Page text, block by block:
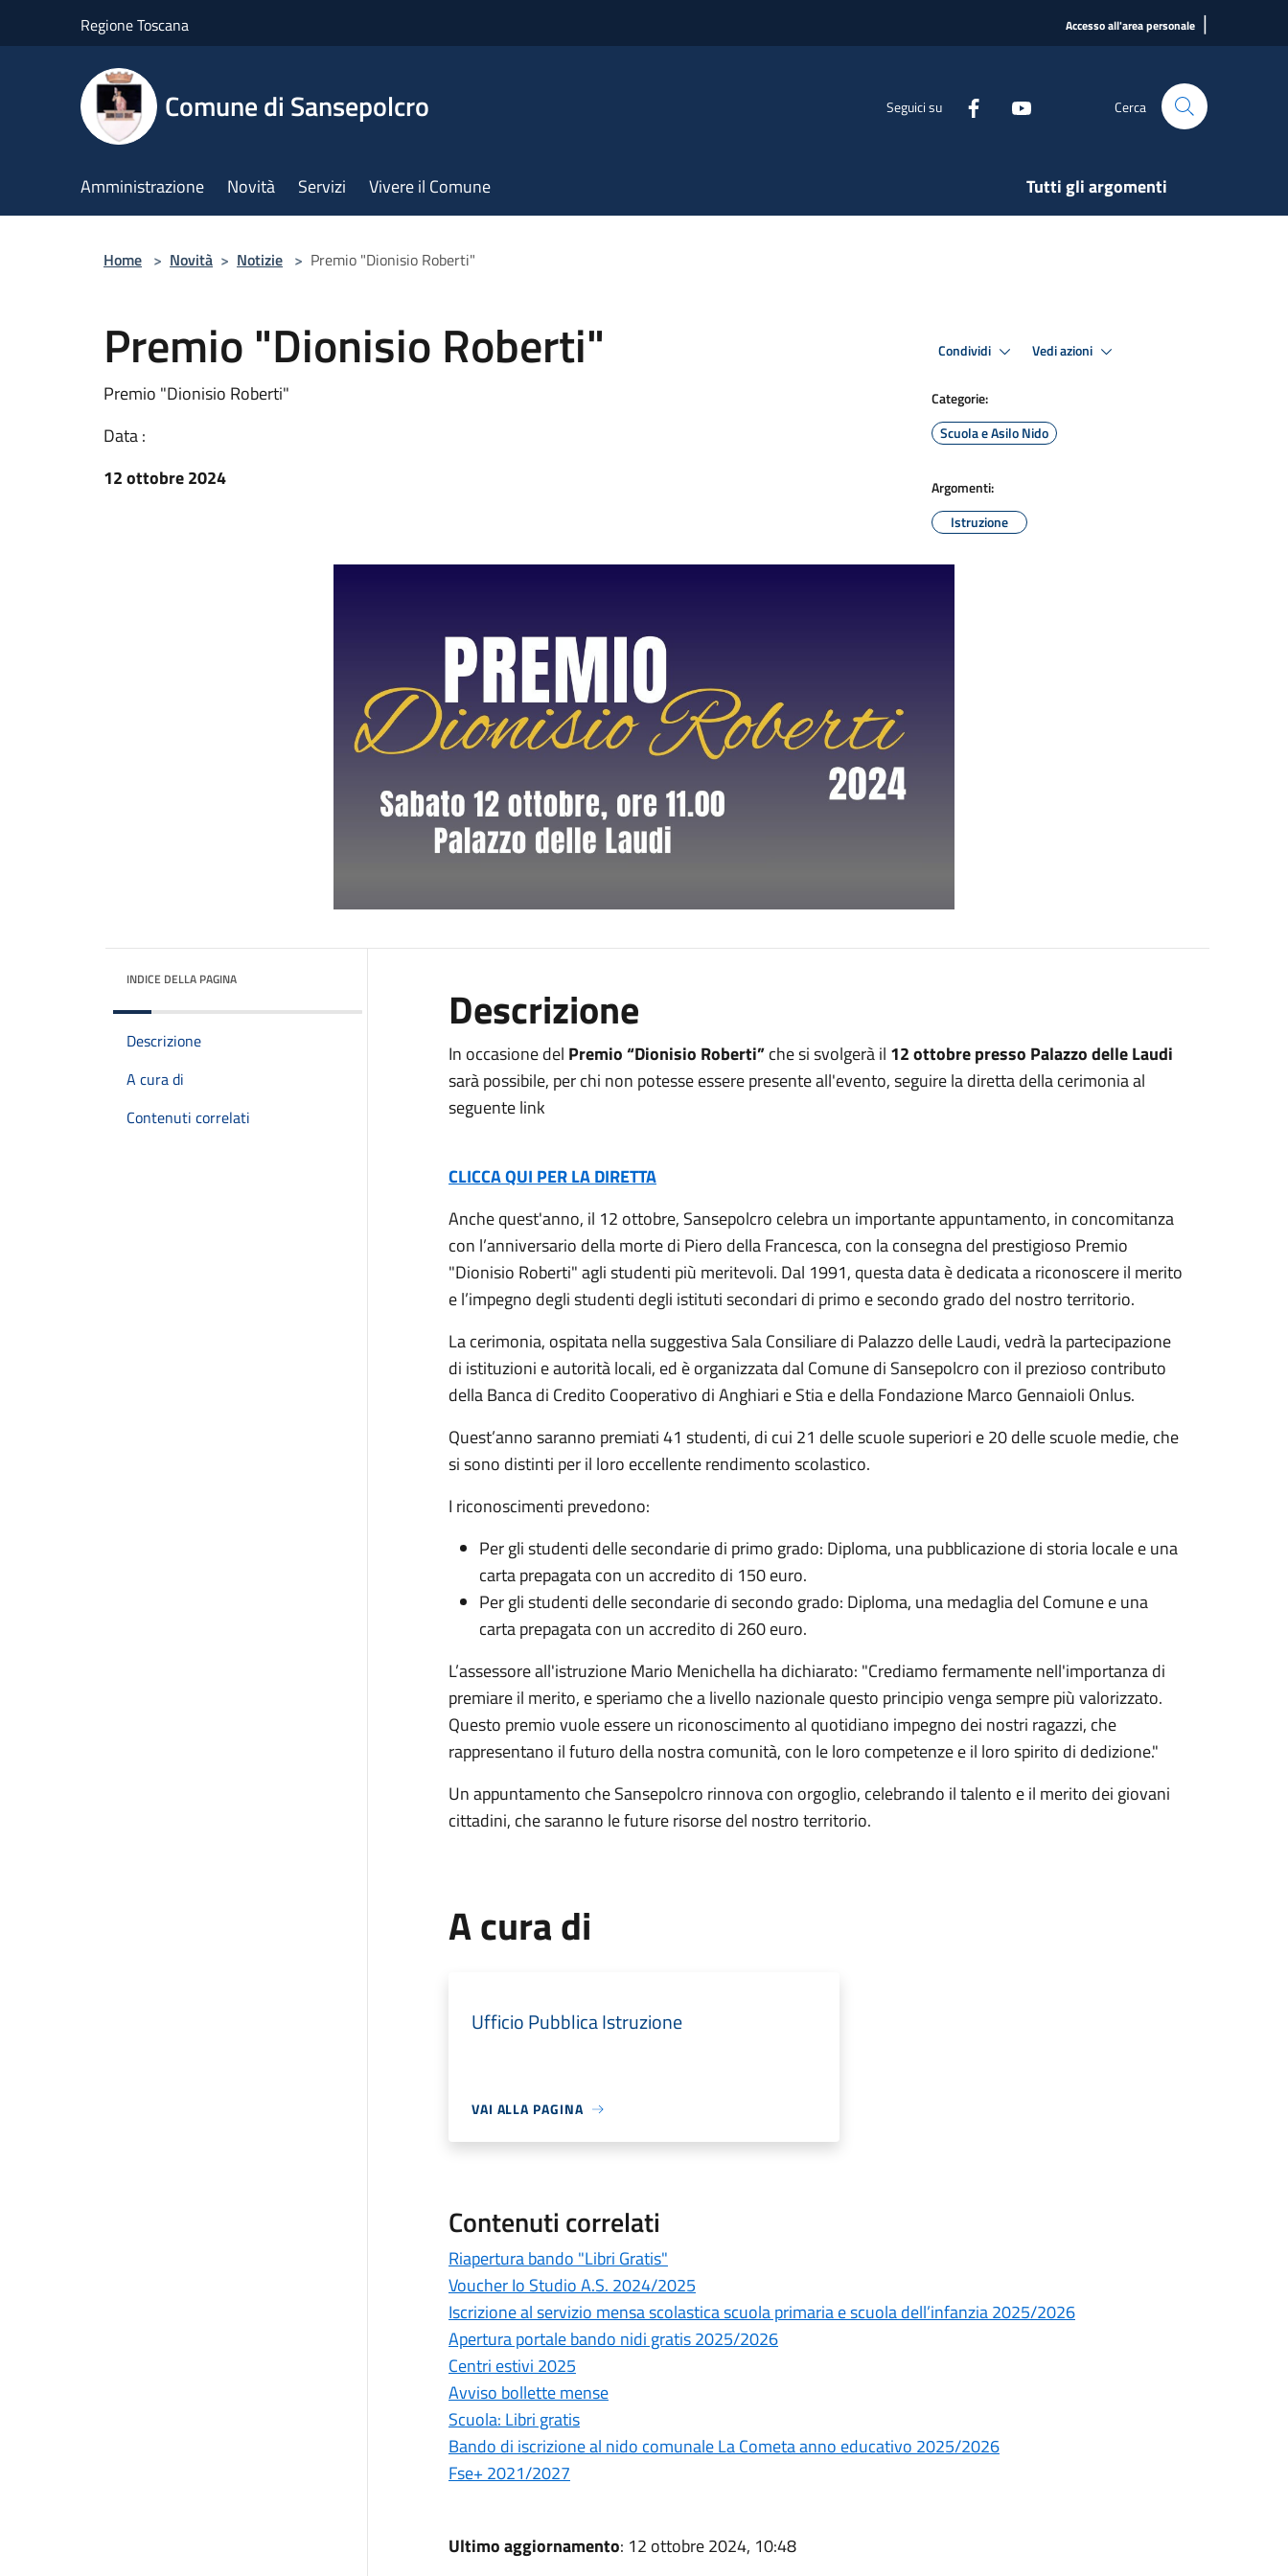
Regione Toscana Accesso all'area personale |
Comune di Sansepolcro Seguici su Cerca
Amministrazione Novità Servizi Vivere il Comune Tutti gli argomenti
Home > Novità > Notizie > Premio "Dionisio Roberti"
Premio "Dionisio Roberti"
Premio "Dionisio Roberti"
Data :
12 ottobre 2024
Condividi Vedi azioni
Categorie:
Scuola e Asilo Nido
Argomenti:
Istruzione
INDICE DELLA PAGINA
Descrizione
A cura di
Contenuti correlati
Descrizione
In occasione del Premio “Dionisio Roberti”che si svolgerà il 12 ottobre presso Palazzo delle Laudi
sarà possibile, per chi non potesse essere presente all'evento, seguire la diretta della cerimonia al
seguente link
CLICCA QUI PER LA DIRETTA
Anche quest'anno, il 12 ottobre, Sansepolcro celebra un importante appuntamento, in concomitanza
con l’anniversario della morte di Piero della Francesca, con la consegna del prestigioso Premio
"Dionisio Roberti" agli studenti più meritevoli. Dal 1991, questa data è dedicata a riconoscere il merito
e l’impegno degli studenti degli istituti secondari di primo e secondo grado del nostro territorio.
La cerimonia, ospitata nella suggestiva Sala Consiliare di Palazzo delle Laudi, vedrà la partecipazione
di istituzioni e autorità locali, ed è organizzata dal Comune di Sansepolcro con il prezioso contributo
della Banca di Credito Cooperativo di Anghiari e Stia e della Fondazione Marco Gennaioli Onlus.
Quest’anno saranno premiati 41 studenti, di cui 21 delle scuole superiori e 20 delle scuole medie, che
si sono distinti per il loro eccellente rendimento scolastico.
I riconoscimenti prevedono:
Per gli studenti delle secondarie di primo grado: Diploma, una pubblicazione di storia locale e una
carta prepagata con un accredito di 150 euro.
Per gli studenti delle secondarie di secondo grado: Diploma, una medaglia del Comune e una
carta prepagata con un accredito di 260 euro.
L’assessore all'istruzione Mario Menichella ha dichiarato: "Crediamo fermamente nell'importanza di
premiare il merito, e speriamo che a livello nazionale questo principio venga sempre più valorizzato.
Questo premio vuole essere un riconoscimento al quotidiano impegno dei nostri ragazzi, che
rappresentano il futuro della nostra comunità, con le loro competenze e il loro spirito di dedizione."
Un appuntamento che Sansepolcro rinnova con orgoglio, celebrando il talento e il merito dei giovani
cittadini, che saranno le future risorse del nostro territorio.
A cura di
Ufficio Pubblica Istruzione
VAI ALLA PAGINA
Contenuti correlati
Riapertura bando "Libri Gratis"
Voucher Io Studio A.S. 2024/2025
Iscrizione al servizio mensa scolastica scuola primaria e scuola dell’infanzia 2025/2026
Apertura portale bando nidi gratis 2025/2026
Centri estivi 2025
Avviso bollette mense
Scuola: Libri gratis
Bando di iscrizione al nido comunale La Cometa anno educativo 2025/2026
Fse+ 2021/2027
Ultimo aggiornamento: 12 ottobre 2024, 10:48